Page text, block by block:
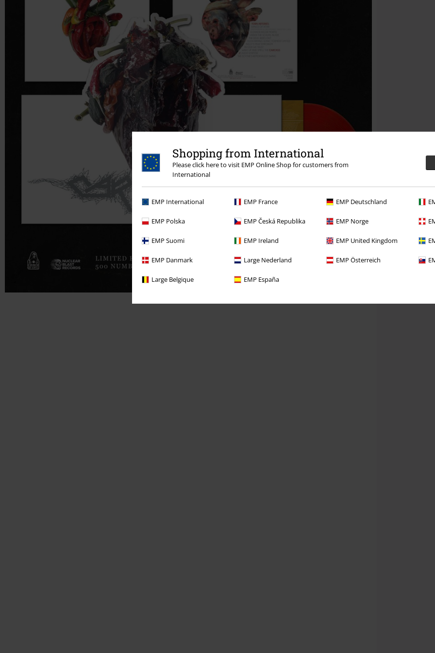
Shopping from International
Please click here to visit EMP Online Shop for customers from
International
EMP International EMP France EMP Deutschland
EMP Polska EMP Česká Republika EMP Norge
EMP Suomi EMP Ireland EMP United Kingdom
EMP Danmark Large Nederland EMP Österreich
Large Belgique EMP España